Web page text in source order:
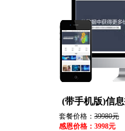
(带手机版)信
套餐价格： 39980元
感恩价格：3998元